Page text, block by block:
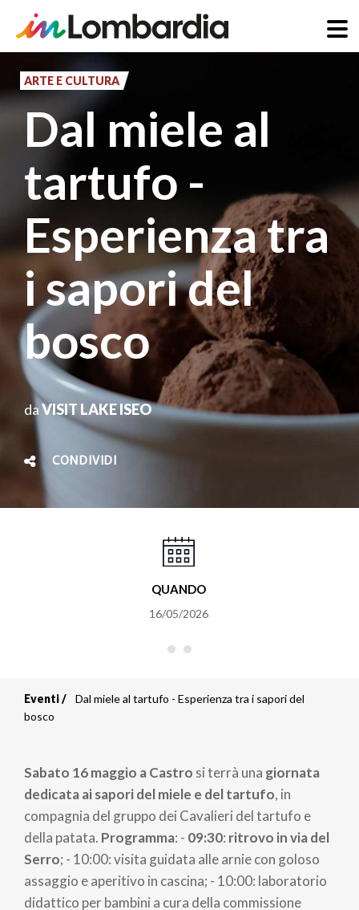
contenuto
principale
ARTE E CULTURA
Dal miele al
tartufo -
Esperienza tra
i sapori del
bosco
daVISIT LAKE ISEO
CONDIVIDI
QUANDO
16/05/2026
Briciole
pane
Eventi
Dal miele al tartufo - Esperienza tra i sapori del
bosco
Sabato 16 maggio a Castro si terrà una giornata
dedicata ai sapori del miele e del tartufo, in
compagnia del gruppo dei Cavalieri del tartufo e
della patata. Programma: - 09:30: ritrovo in via del
Serro; - 10:00: visita guidata alle arnie con goloso
assaggio e aperitivo in cascina; - 10:00: laboratorio
didattico per bambini a cura della commissione